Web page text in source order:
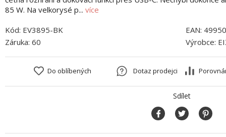
85 W. Na velkorysé p... více
Kód: EV3895-BK EAN:
Záruka: 60 Výrobce:
Do oblíbených Dotaz prodejci
Sdílet